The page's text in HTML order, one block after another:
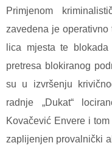
Primjenom
zavedena je
lica mjesta te
pretresa blokiranog
su u izvršenju
radnje „Dukat“
Kovačević Envere i
zaplijenjen provalnički